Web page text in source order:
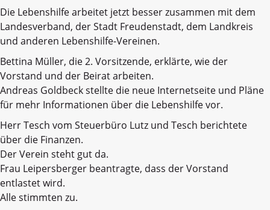
Die Lebenshilfe arbeitet jetzt besser zusammen mit dem
Landesverband, der Stadt Freudenstadt, dem Landkreis
und anderen Lebenshilfe-Vereinen.
Bettina Müller, die 2. Vorsitzende, erklärte, wie der
Vorstand und der Beirat arbeiten.
Andreas Goldbeck stellte die neue Internetseite und Pläne
für mehr Informationen über die Lebenshilfe vor.
Herr Tesch vom Steuerbüro Lutz und Tesch berichtete
über die Finanzen.
Der Verein steht gut da.
Frau Leipersberger beantragte, dass der Vorstand
entlastet wird.
Alle stimmten zu.